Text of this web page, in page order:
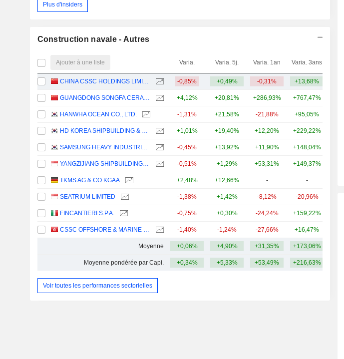
Plus d'insiders
Construction navale - Autres
Ajouter à une liste Varia. Varia. 5j. Varia. 1an Varia. 3ans
CHINA CSSC HOLDINGS LIMITED -0,85% +0,49% -0,31% +13,68%
GUANGDONG SONGFA CERAMICS CO.,LTD. +4,12% +20,81% +286,93% +767,47%
HANWHA OCEAN CO., LTD. -1,31% +21,58% -21,88% +95,05%
HD KOREA SHIPBUILDING & OFFSHORE ENGINEERING CO., LTD. +1,01% +19,40% +12,20% +229,22%
SAMSUNG HEAVY INDUSTRIES CO., LTD. -0,45% +13,92% +11,90% +148,04%
YANGZIJIANG SHIPBUILDING (HOLDINGS) LTD. -0,51% +1,29% +53,31% +149,37%
TKMS AG & CO KGAA +2,48% +12,66% - -
SEATRIUM LIMITED -1,38% +1,42% -8,12% -20,96%
FINCANTIERI S.P.A. -0,75% +0,30% -24,24% +159,22%
CSSC OFFSHORE & MARINE ENGINEERING (GROUP) COMPANY LIMITED -1,40% -1,24% -27,66% +16,47%
Moyenne +0,06% +4,90% +31,35% +173,06%
Moyenne pondérée par Capi. +0,34% +5,33% +53,49% +216,63%
Voir toutes les performances sectorielles